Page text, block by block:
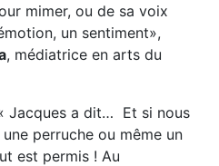
mimer, ou de sa voix
un sentiment»,
, médiatrice en arts du
Jacques a dit… Et si nous
perruche ou même un
est permis ! Au